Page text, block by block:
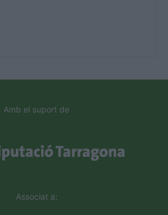
Amb el suport de
Associat a: